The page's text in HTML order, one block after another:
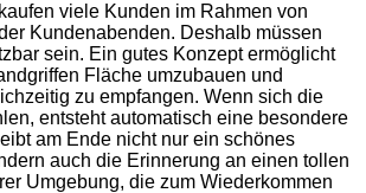
viele Kunden im Rahmen von
Kundenabenden. Deshalb müssen
sein. Ein gutes Konzept ermöglicht
Fläche umzubauen und
zu empfangen. Wenn sich die
entsteht automatisch eine besondere
am Ende nicht nur ein schönes
auch die Erinnerung an einen tollen
Umgebung, die zum Wiederkommen